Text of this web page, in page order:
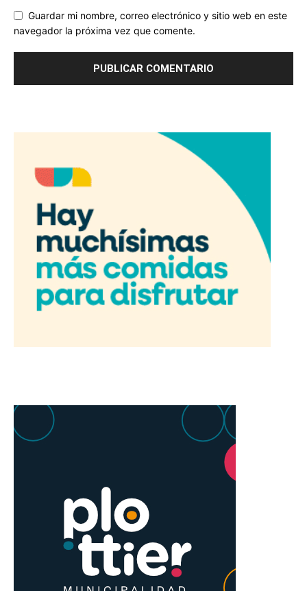
Guardar mi nombre, correo electrónico y sitio web en este
navegador la próxima vez que comente.